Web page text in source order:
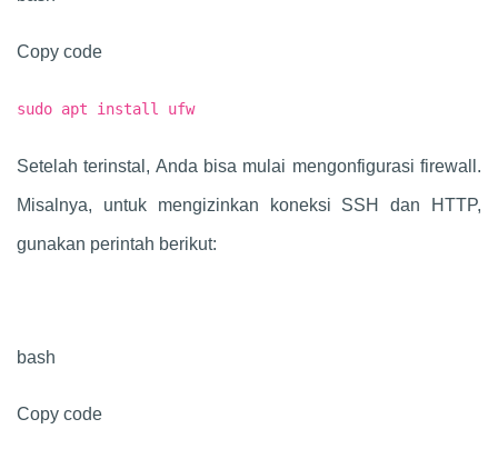
Copy code
sudo apt install ufw
Setelah terinstal, Anda bisa mulai mengonfigurasi firewall.
Misalnya, untuk mengizinkan koneksi SSH dan HTTP,
gunakan perintah berikut:
bash
Copy code